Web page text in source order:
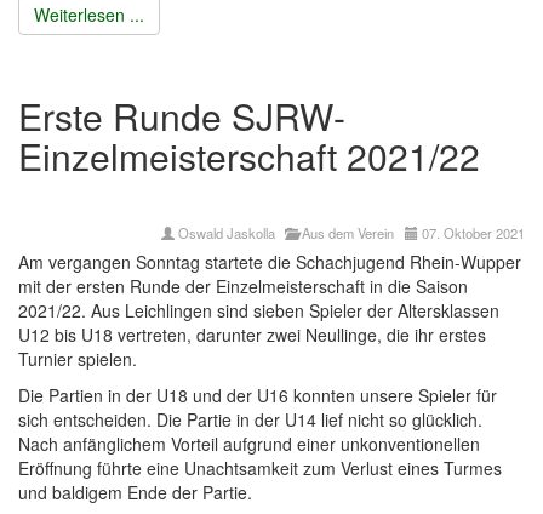
Weiterlesen ...
Erste Runde SJRW-
Einzelmeisterschaft 2021/22
Oswald Jaskolla Aus dem Verein 07. Oktober 2021
Am vergangen Sonntag startete die Schachjugend Rhein-Wupper
mit der ersten Runde der Einzelmeisterschaft in die Saison
2021/22. Aus Leichlingen sind sieben Spieler der Altersklassen
U12 bis U18 vertreten, darunter zwei Neullinge, die ihr erstes
Turnier spielen.
Die Partien in der U18 und der U16 konnten unsere Spieler für
sich entscheiden. Die Partie in der U14 lief nicht so glücklich.
Nach anfänglichem Vorteil aufgrund einer unkonventionellen
Eröffnung führte eine Unachtsamkeit zum Verlust eines Turmes
und baldigem Ende der Partie.